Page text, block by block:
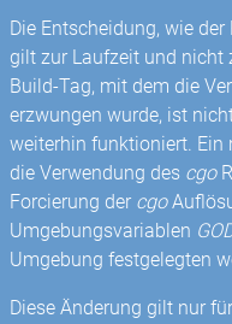
Die Entscheidung, wie
gilt zur Laufzeit und nicht
Build-Tag, mit dem die
erzwungen wurde, ist
weiterhin funktioniert. Ein
die Verwendung des cgo
Forcierung der cgo
Umgebungsvariablen
Umgebung festgelegten
Diese Änderung gilt nur